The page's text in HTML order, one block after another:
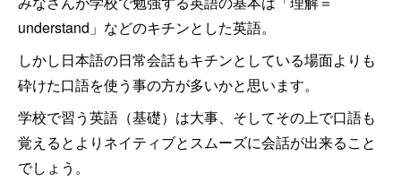
understand」などのキチンとした英語。
しかし日本語の日常会話もキチンとしている場面よりも
砕けた口語を使う事の方が多いかと思います。
学校で習う英語（基礎）は大事、そしてその上で口語も
覚えるとよりネイティブとスムーズに会話が出来ること
でしょう。